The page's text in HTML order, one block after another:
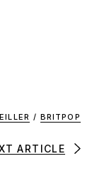
/ BRITPOP
ARTICLE